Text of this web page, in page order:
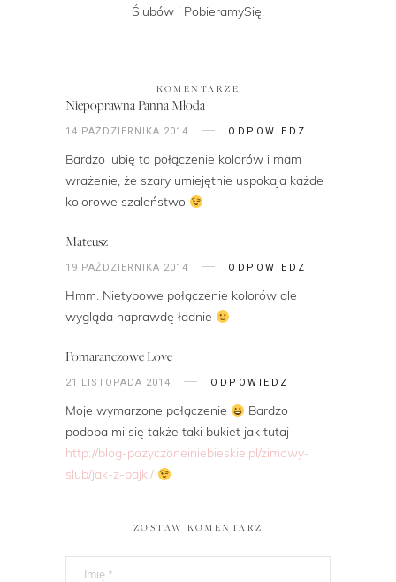
Ślubów i PobieramySię.
KOMENTARZE
Niepoprawna Panna Młoda
14 PAŹDZIERNIKA 2014 ODPOWIEDZ
Bardzo lubię to połączenie kolorów i mam
wrażenie, że szary umiejętnie uspokaja każde
kolorowe szaleństwo
Mateusz
19 PAŹDZIERNIKA 2014 ODPOWIEDZ
Hmm. Nietypowe połączenie kolorów ale
wygląda naprawdę ładnie
Pomaranczowe Love
21 LISTOPADA 2014 ODPOWIEDZ
Moje wymarzone połączenie
Bardzo
podoba mi się także taki bukiet jak tutaj
http://blog-pozyczoneiniebieskie.pl/zimowy-
slub/jak-z-bajki/
ZOSTAW KOMENTARZ